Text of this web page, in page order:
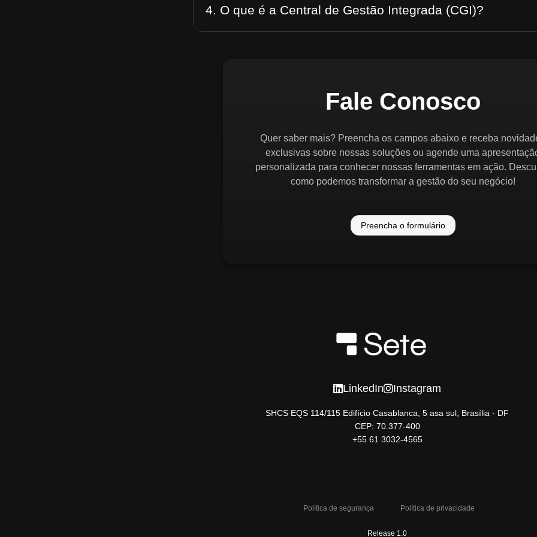
4. O que é a Central de Gestão Integrada (CGI)?
Fale Conosco
Quer saber mais? Preencha os campos abaixo e receba
exclusivas sobre nossas soluções ou agende uma
personalizada para conhecer nossas ferramentas em ação.
como podemos transformar a gestão do seu negócio!
Preencha o formulário
LinkedIn Instagram
SHCS EQS 114/115 Edifício Casablanca, 5 asa sul, Brasília - DF
CEP: 70.377-400
+55 61 3032-4565
Política de segurança Política de privacidade
Release 1.0